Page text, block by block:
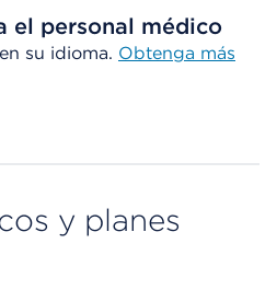
el personal médico
su idioma. Obtenga más
y planes